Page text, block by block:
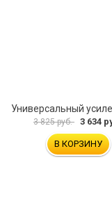
3 825 руб. 3 634
В КОРЗИНУ